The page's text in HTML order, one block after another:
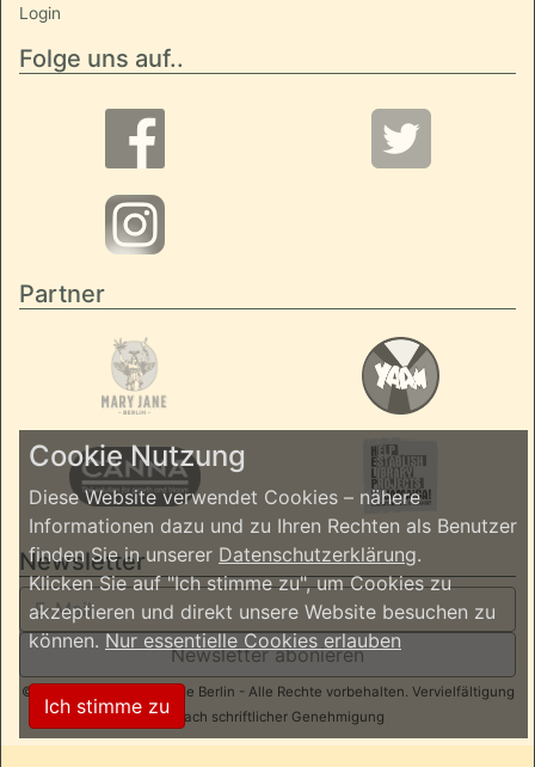
Login
Folge uns auf..
Partner
Newsletter
Newsletter abonieren
© 2026 ReggaeInBerlin.de Berlin - Alle Rechte vorbehalten. Vervielfältigung
nur nach schriftlicher Genehmigung
Cookie Nutzung
Diese Website verwendet Cookies – nähere
Informationen dazu und zu Ihren Rechten als Benutzer
finden Sie in unserer Datenschutzerklärung.
Klicken Sie auf "Ich stimme zu", um Cookies zu
akzeptieren und direkt unsere Website besuchen zu
können.Nur essentielle Cookies erlauben
Ich stimme zu